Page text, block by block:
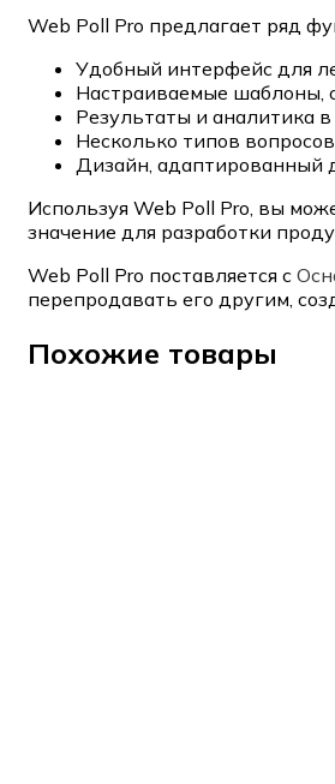
Web Poll Pro предлагает ряд
Удобный интерфейс для
Настраиваемые шаблоны,
Результаты и аналитика
Несколько типов
Дизайн, адаптированный
Используя Web Poll Pro, вы
значение для разработки
Web Poll Pro поставляется с
перепродавать его другим,
Похожие товары